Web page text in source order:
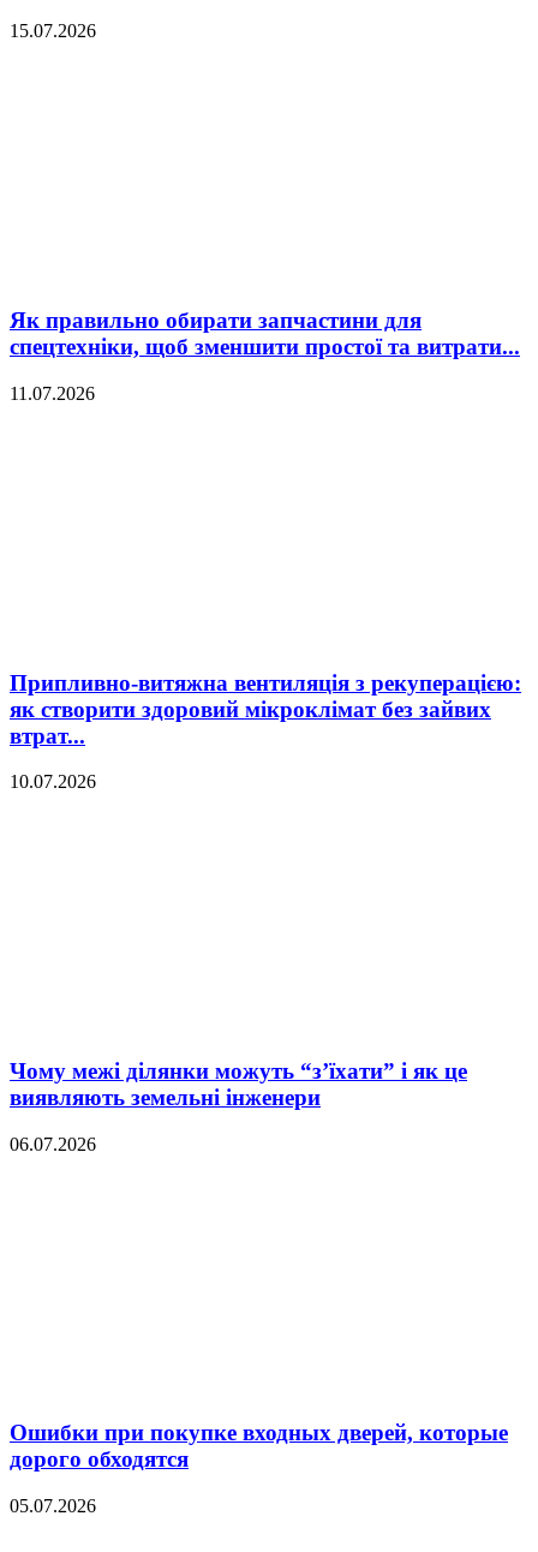
15.07.2026
Як правильно обирати запчастини для
спецтехніки, щоб зменшити простої та витрати...
11.07.2026
Припливно-витяжна вентиляція з рекуперацією:
як створити здоровий мікроклімат без зайвих
втрат...
10.07.2026
Чому межі ділянки можуть “з’їхати” і як це
виявляють земельні інженери
06.07.2026
Ошибки при покупке входных дверей, которые
дорого обходятся
05.07.2026